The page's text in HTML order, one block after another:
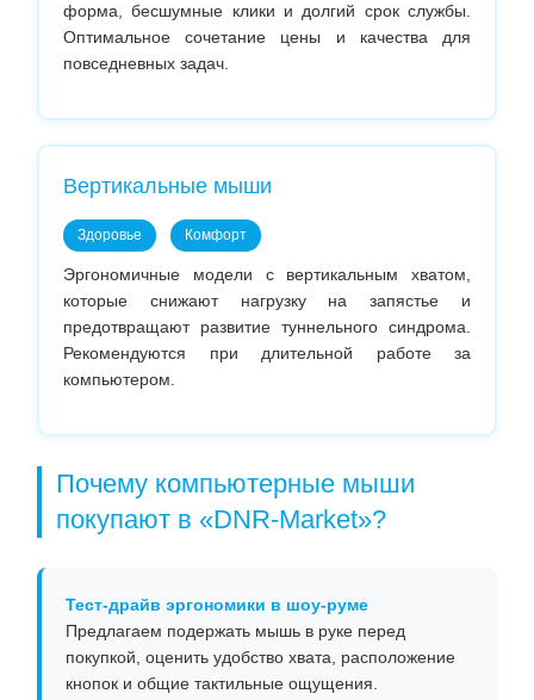
форма, бесшумные клики и долгий срок службы.
Оптимальное сочетание цены и качества для
повседневных задач.
Вертикальные мыши
Здоровье Комфорт
Эргономичные модели с вертикальным хватом,
которые снижают нагрузку на запястье и
предотвращают развитие туннельного синдрома.
Рекомендуются при длительной работе за
компьютером.
Почему компьютерные мыши
покупают в «DNR-Market»?
Тест-драйв эргономики в шоу-руме
Предлагаем подержать мышь в руке перед
покупкой, оценить удобство хвата, расположение
кнопок и общие тактильные ощущения.